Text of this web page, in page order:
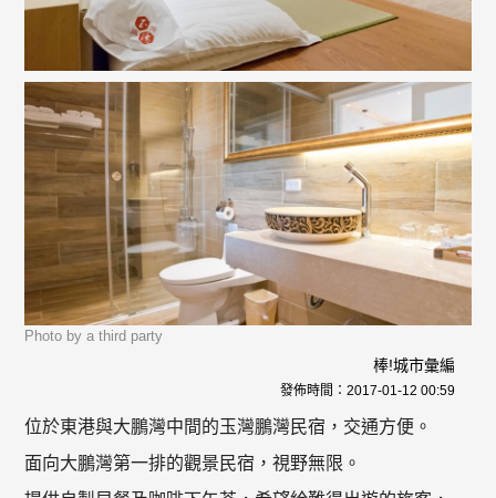
Photo by a third party
棒!城市彙編
發佈時間： 2017-01-12 00:59
位於東港與大鵬灣中間的玉灣鵬灣民宿，交通方便。
面向大鵬灣第一排的觀景民宿，視野無限。